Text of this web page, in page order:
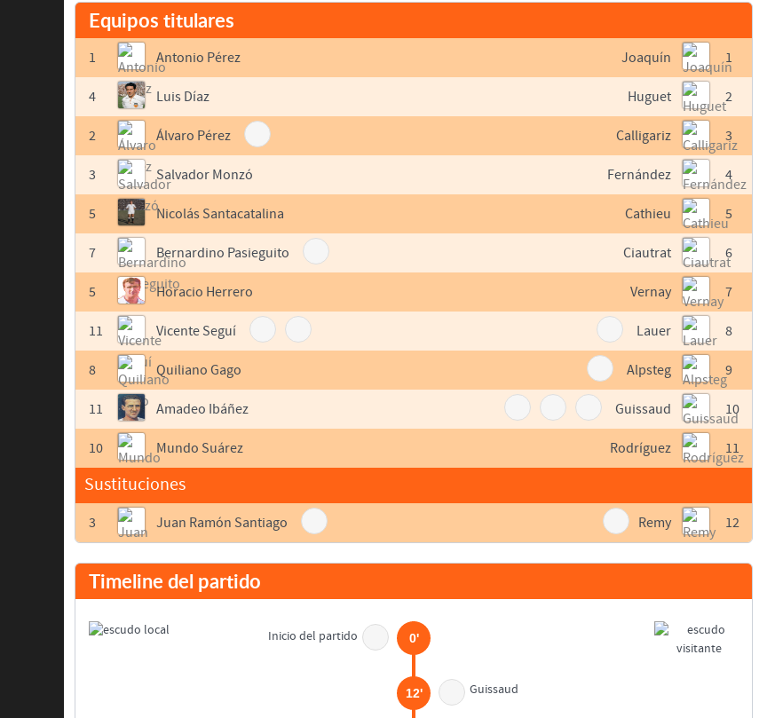
Equipos titulares
1 Antonio Pérez
4 Luis Díaz
2 Álvaro Pérez
3 Salvador Monzó
5 Nicolás Santacatalina
7 Bernardino Pasieguito
5 Horacio Herrero
11 Vicente Seguí
8 Quiliano Gago
11 Amadeo Ibáñez
10 Mundo Suárez
Sustituciones
3 Juan Ramón Santiago
1
Joaquín
2
Huguet
3
Calligariz
4
Fernández
5
Cathieu
6
Ciautrat
7
Vernay
8
Lauer
9
Alpsteg
10
Guissaud
11
Rodríguez
12
Remy
Timeline del partido
Inicio del partido 0'
Guissaud
12'